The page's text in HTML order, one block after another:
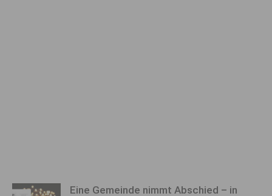
Eine Gemeinde nimmt Abschied – in